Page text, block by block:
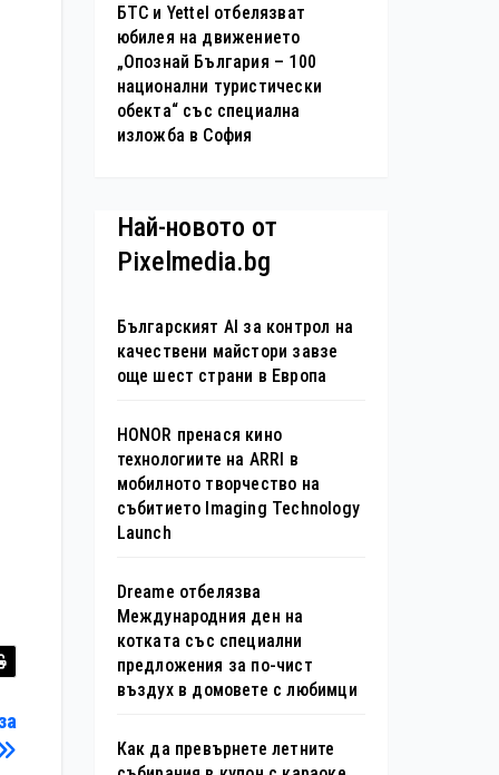
БТС и Yettel отбелязват
юбилея на движението
„Опознай България – 100
национални туристически
обекта“ със специална
изложба в София
Най-новото от
Pixelmedia.bg
Българският AI за контрол на
качествени майстори завзе
още шест страни в Европа
HONOR пренася кино
технологиите на ARRI в
мобилното творчество на
събитието Imaging Technology
Launch
Dreame отбелязва
Международния ден на
котката със специални
предложения за по-чист
въздух в домовете с любимци
Как да превърнете летните